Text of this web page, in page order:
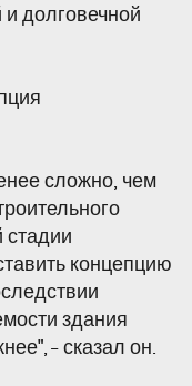
долговечной
сложно, чем
стадии
концепцию
здания
- сказал он.